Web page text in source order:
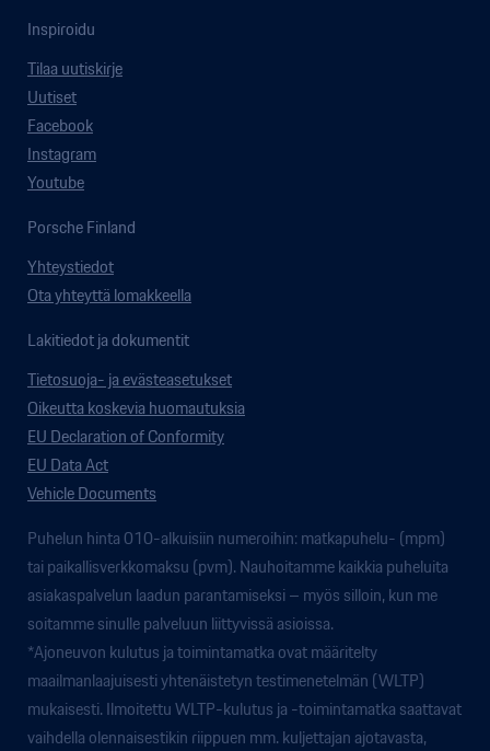
Inspiroidu
Tilaa uutiskirje
Uutiset
Facebook
Instagram
Youtube
Porsche Finland
Yhteystiedot
Ota yhteyttä lomakkeella
Lakitiedot ja dokumentit
Tietosuoja- ja evästeasetukset
Oikeutta koskevia huomautuksia
EU Declaration of Conformity
EU Data Act
Vehicle Documents
Puhelun hinta 010-alkuisiin numeroihin: matkapuhelu- (mpm)
tai paikallisverkkomaksu (pvm). Nauhoitamme kaikkia puheluita
asiakaspalvelun laadun parantamiseksi – myös silloin, kun me
soitamme sinulle palveluun liittyvissä asioissa.
*Ajoneuvon kulutus ja toimintamatka ovat määritelty
maailmanlaajuisesti yhtenäistetyn testimenetelmän (WLTP)
mukaisesti. Ilmoitettu WLTP-kulutus ja -toimintamatka saattavat
vaihdella olennaisestikin riippuen mm. kuljettajan ajotavasta,